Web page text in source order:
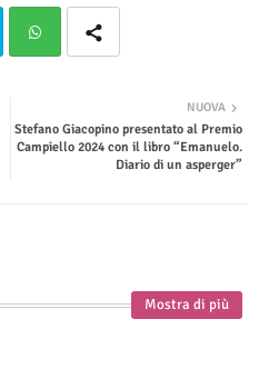
tsap
NUOVA
Stefano Giacopino presentato al Premio
Campiello 2024 con il libro “Emanuelo.
Diario di un asperger”
Mostra di più